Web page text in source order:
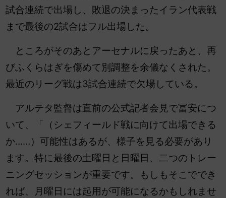
試合連続で出場し、敗退の決まったイラン代表戦
まで最後の2試合はフル出場した。
ところがそのあとアーセナルに戻ったあと、再
びふくらはぎを傷めて別調整を余儀なくされた。
最近のリーグ戦は3試合連続で欠場している。
アルテタ監督は直前の公式記者会見で冨安につ
いて、「（シェフィールド戦に向けて出場できる
か……）可能性はあるが、様子を見る必要があり
ます。特に最後の土曜日と日曜日、二つのトレー
ニングセッションが重要です。もしもそこででき
れば、月曜日には起用が可能になるかもしれませ